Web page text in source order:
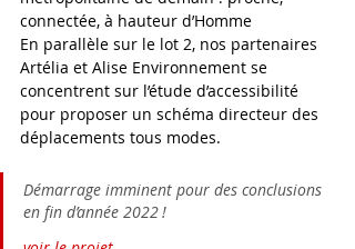
connectée, à hauteur d’Homme
En parallèle sur le lot 2, nos partenaires
Artélia et Alise Environnement se
concentrent sur l’étude d’accessibilité
pour proposer un schéma directeur des
déplacements tous modes.
Démarrage imminent pour des conclusions
en fin d’année 2022 !